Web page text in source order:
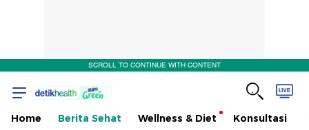
SCROLL TO CONTINUE WITH CONTENT
Home Berita Sehat Wellness & Diet Konsultasi